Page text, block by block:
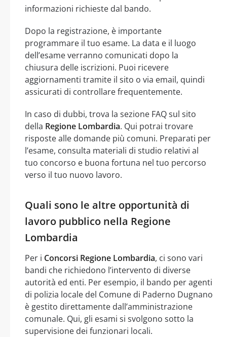
informazioni richieste dal bando.
Dopo la registrazione, è importante
programmare il tuo esame. La data e il luogo
dell’esame verranno comunicati dopo la
chiusura delle iscrizioni. Puoi ricevere
aggiornamenti tramite il sito o via email, quindi
assicurati di controllare frequentemente.
In caso di dubbi, trova la sezione FAQ sul sito
della Regione Lombardia. Qui potrai trovare
risposte alle domande più comuni. Preparati per
l’esame, consulta materiali di studio relativi al
tuo concorso e buona fortuna nel tuo percorso
verso il tuo nuovo lavoro.
Quali sono le altre opportunità di
lavoro pubblico nella Regione
Lombardia
Per i Concorsi Regione Lombardia, ci sono vari
bandi che richiedono l’intervento di diverse
autorità ed enti. Per esempio, il bando per agenti
di polizia locale del Comune di Paderno Dugnano
è gestito direttamente dall’amministrazione
comunale. Qui, gli esami si svolgono sotto la
supervisione dei funzionari locali.